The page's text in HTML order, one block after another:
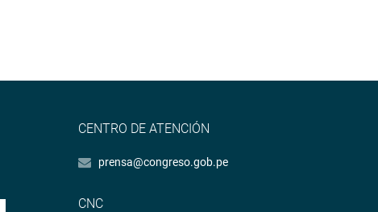
CENTRO DE ATENCIÓN
prensa@congreso.gob.pe
CNC